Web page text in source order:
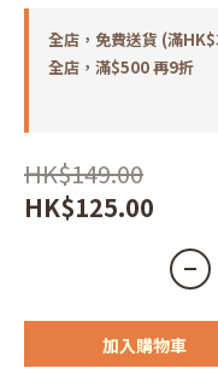
全店，免費送貨 (滿
全店，滿$500 再9折
HK$149.00
HK$125.00
加入購物車